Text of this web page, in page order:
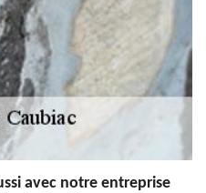
avec notre entreprise